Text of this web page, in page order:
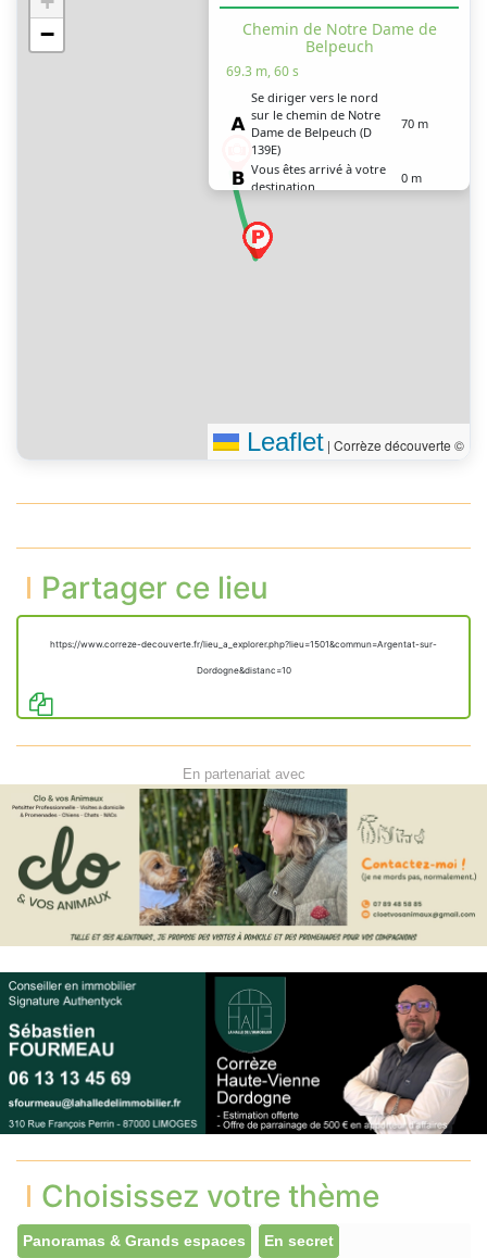
−
Chemin de Notre Dame de
Belpeuch
69.3 m, 60 s
Se diriger vers le nord
sur le chemin de Notre
Dame de Belpeuch (D
139E)
70 m
Vous êtes arrivé à votre
destination
0 m
Leaflet | Corrèze découverte ©
Partager ce lieu
https://www.correze-decouverte.fr/lieu_a_explorer.php?lieu=1501&commun=Argentat-sur-
Dordogne&distanc=10
En partenariat avec
Choisissez votre thème
Panoramas & Grands espaces En secret